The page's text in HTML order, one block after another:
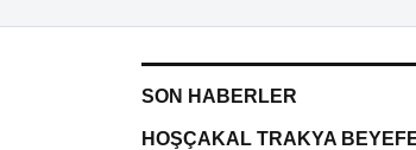
SON HABERLER
HOŞÇAKAL TRAKYA